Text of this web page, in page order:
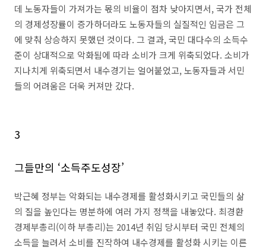
데 노동자들이 가져가는 몫의 비율이 점차 낮아지면서, 국가 전체
의 경제성장률이 증가하더라도 노동자들의 실질적인 임금은 그
에 맞춰 상승하지 못했던 것이다. 그 결과, 국민 대다수의 소득수
준이 상대적으로 악화됨에 따라 소비가 크게 위축되었다. 소비가
지나치게 위축되면서 내수경기는 얼어붙었고, 노동자들과 서민
들의 어려움은 더욱 커져만 갔다.
3
그들만의 ‘소득주도성장’
박근혜 정부는 악화되는 내수경제를 활성화시키고 국민들의 삶
의 질을 높인다는 명분하에 여러 가지 정책을 내놓았다. 최경환
경제부총리(이하 부총리)는 2014년 취임 당시부터 국민 전체의
소득을 늘려서 소비를 진작하여 내수경제를 활성화 시키는 이른